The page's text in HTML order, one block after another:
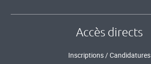
Accès directs
Inscriptions / Candidatures